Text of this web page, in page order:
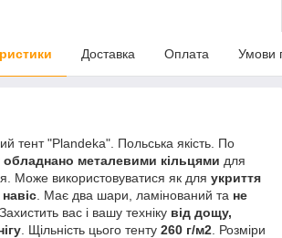
Доставка Оплата Умови
тент "Plandeka". Польська якість. По
обладнано металевими кільцями для
Може використовуватися як для укриття
. Має два шари, ламінований та не
. Захистить вас і вашу техніку від дощу,
. Щільність цього тенту 260 г/м2 . Розміри